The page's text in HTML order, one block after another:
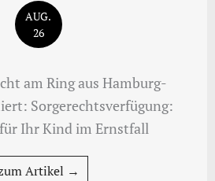
AUG.
26
am Ring aus Hamburg-
Sorgerechtsverfügung:
Ihr Kind im Ernstfall
Artikel →